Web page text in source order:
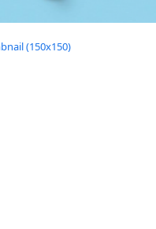
(150x150)